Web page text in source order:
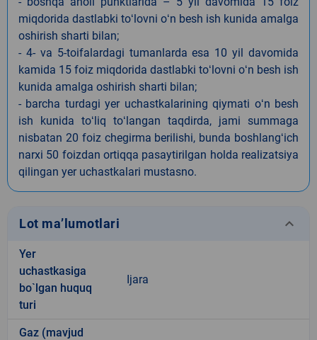
miqdorida dastlabki toʻlovni oʻn besh ish kunida amalga
oshirish sharti bilan;
- 4- va 5-toifalardagi tumanlarda esa 10 yil davomida
kamida 15 foiz miqdorida dastlabki toʻlovni oʻn besh ish
kunida amalga oshirish sharti bilan;
- barcha turdagi yer uchastkalarining qiymati oʻn besh
ish kunida toʻliq toʻlangan taqdirda, jami summaga
nisbatan 20 foiz chegirma berilishi, bunda boshlangʻich
narxi 50 foizdan ortiqqa pasaytirilgan holda realizatsiya
qilingan yer uchastkalari mustasno.
Lot ma’lumotlari keyboard_arrow_down
Yer
uchastkasiga
bo`lgan huquq
turi
Ijara
Gaz (mavjud